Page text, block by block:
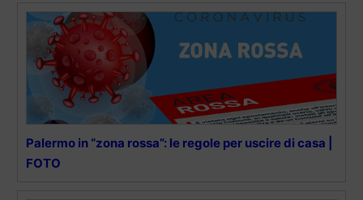
Palermo in “zona rossa”: le regole per uscire di casa |
FOTO